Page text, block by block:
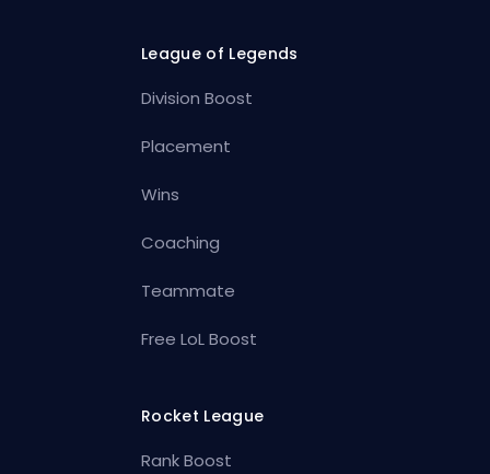
League of Legends
Division Boost
Placement
Wins
Coaching
Teammate
Free LoL Boost
Rocket League
Rank Boost